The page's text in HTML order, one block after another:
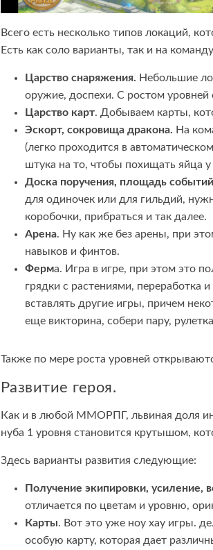
Всего есть несколько типов локаций,
Есть как соло варианты, так и на
Царство снаряжения. Небольшие
оружие, доспехи. С ростом
Царство карт. Добываем карты,
Эскорт, сокровища дракона. На
(легко проходится в
штука на то, чтобы похищать яйца
Доска поручения, площадь
для одиночек или для гильдий,
коробочки, прибраться и так далее.
Арена. Ну как же без арены, при
навыков и финтов.
Ферма. Игра в игре, при этом это
грядки с растениями, переработка
вставлять другие игры, причем
еще викторина, собери пару,
Также по мере роста уровней
Развитие героя.
Как и в любой ММОРПГ, львиная доля
нуба 1 уровня становится крутышом,
Здесь варианты развития следующие:
Получение экипировки, усиление,
отличается по цветам и уровню,
Карты. Вот это уже ноу хау игры.
особую карту, которая дает